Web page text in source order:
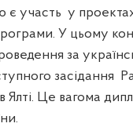
є участь у
У цьому
за
засідання
Ялті. Це вагома